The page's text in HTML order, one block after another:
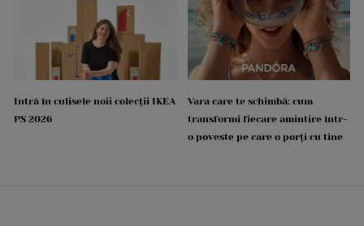
Intră în culisele noii colecții IKEA
PS 2026
Vara care te schimbă: cum
transformi fiecare amintire într-
o poveste pe care o porți cu tine